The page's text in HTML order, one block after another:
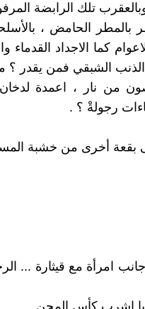
تلك الرابضة
بالمطر الحامض ،
كما الاجداد القدماء
الشبقي فمن يقدر
من نار ، اعمدة
رجولةْ ؟ .
بقعة أخرى من خشبة
امرأة مع قيثارة ...
اشرب كأس المحن